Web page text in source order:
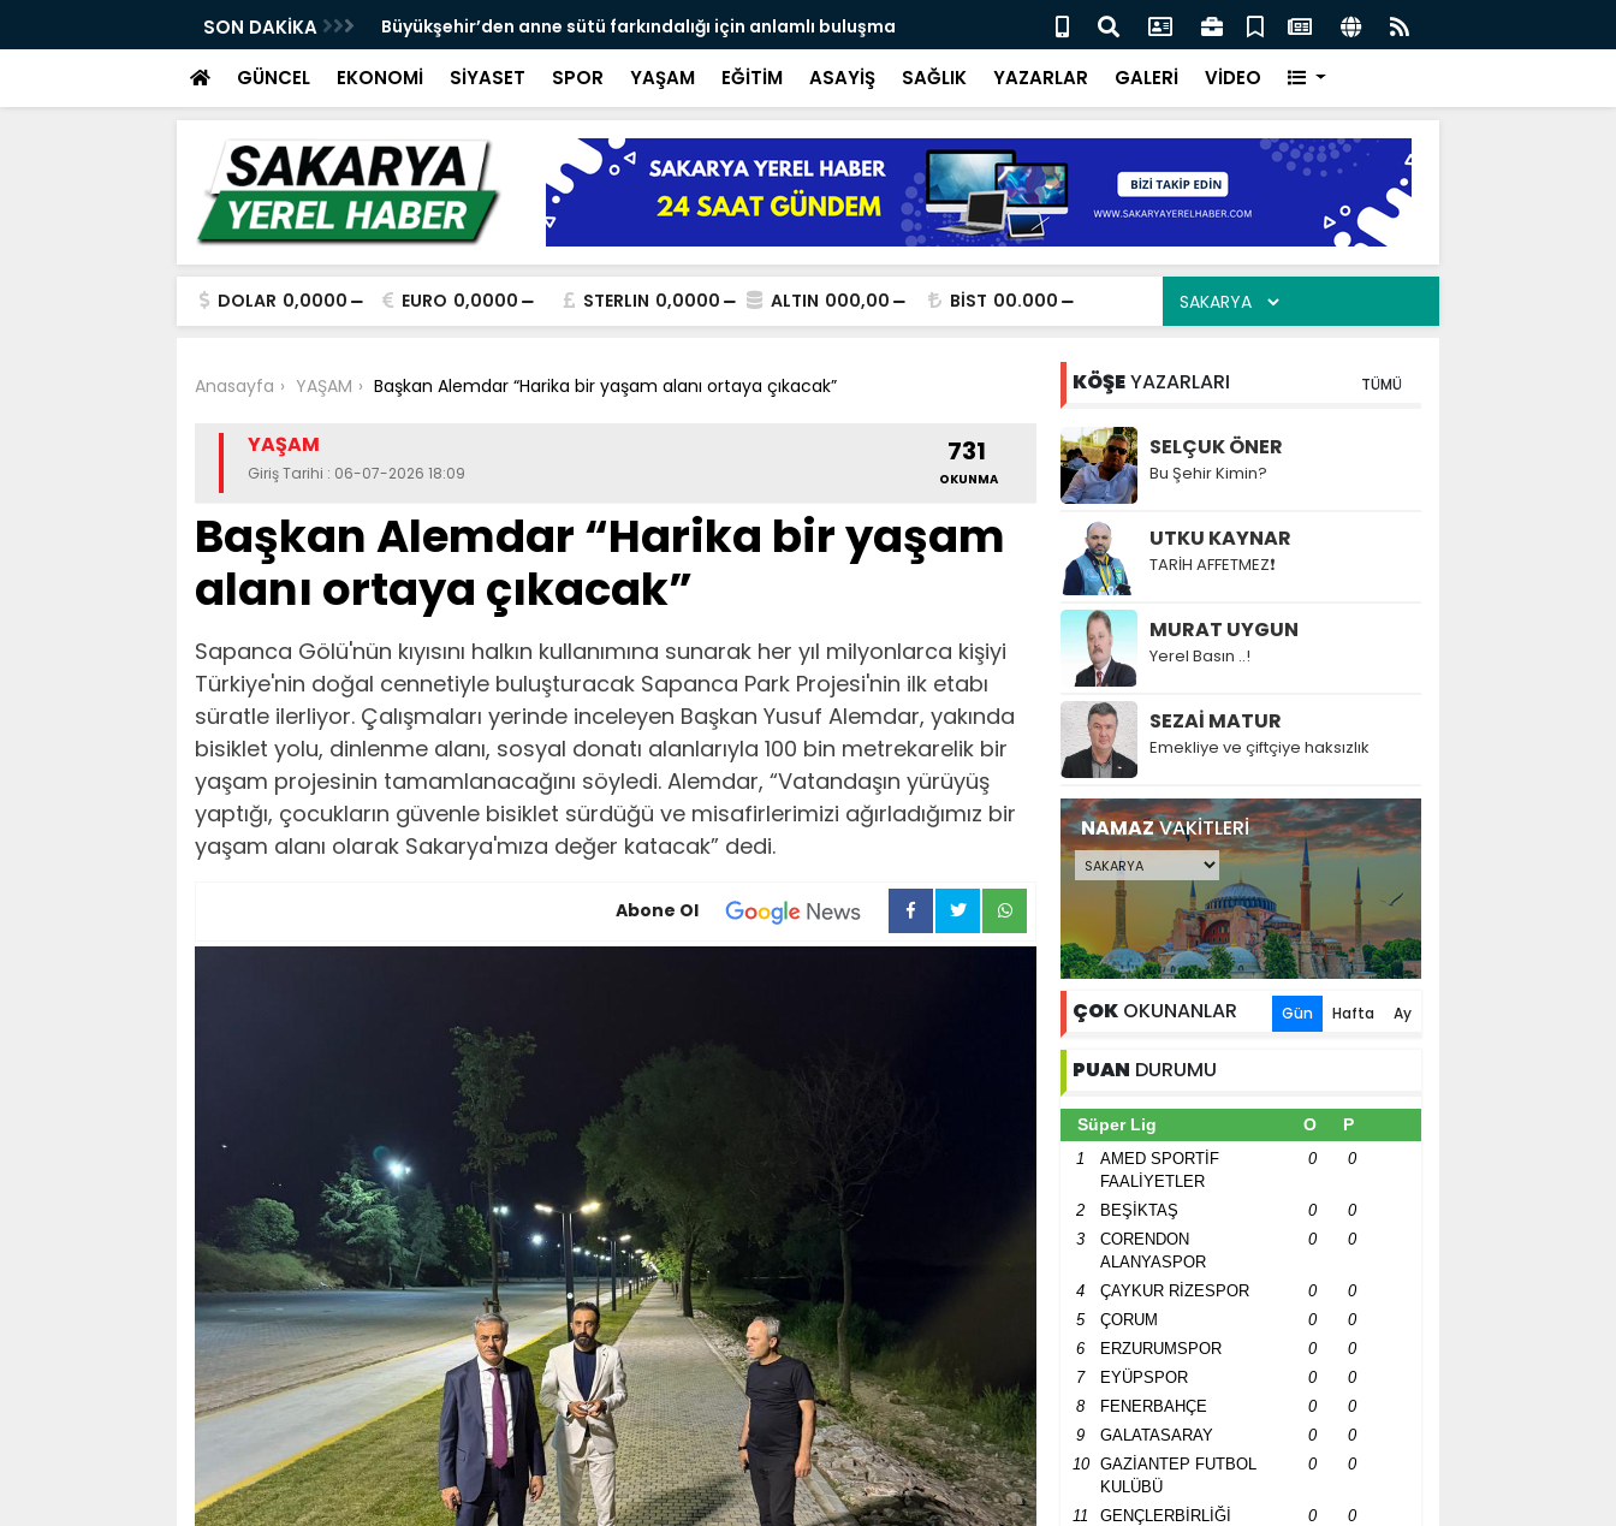
SON DAKİKA
ve spor yatırımlarını hayata geçirmeye Büyükşehir’den anne sütü farkındalığı için anlamlı buluşma Ateş savaşçılarının zamana karşı yarışı faciaların önüne geçti
GÜNCEL EKONOMİ SİYASET SPOR YAŞAM EĞİTİM ASAYİŞ SAĞLIK YAZARLAR GALERİ VİDEO
DOLAR 0,0000 EURO 0,0000 STERLIN 0,0000 ALTIN 000,00 BİST 00.000
Anasayfa YAŞAM Başkan Alemdar “Harika bir yaşam alanı ortaya çıkacak”
YAŞAM
Giriş Tarihi : 06-07-2026 18:09
731
OKUNMA
Başkan Alemdar “Harika bir yaşam
alanı ortaya çıkacak”
Sapanca Gölü'nün kıyısını halkın kullanımına sunarak her yıl milyonlarca kişiyi
Türkiye'nin doğal cennetiyle buluşturacak Sapanca Park Projesi'nin ilk etabı
süratle ilerliyor. Çalışmaları yerinde inceleyen Başkan Yusuf Alemdar, yakında
bisiklet yolu, dinlenme alanı, sosyal donatı alanlarıyla 100 bin metrekarelik bir
yaşam projesinin tamamlanacağını söyledi. Alemdar, “Vatandaşın yürüyüş
yaptığı, çocukların güvenle bisiklet sürdüğü ve misafirlerimizi ağırladığımız bir
yaşam alanı olarak Sakarya'mıza değer katacak” dedi.
Abone Ol
KÖŞEYAZARLARI TÜMÜ
SELÇUK ÖNER
Bu Şehir Kimin?
UTKU KAYNAR
TARİH AFFETMEZ❗
MURAT UYGUN
Yerel Basın ..!
SEZAİ MATUR
Emekliye ve çiftçiye haksızlık
NAMAZVAKİTLERİ
ÇOK OKUNANLAR Gün Hafta Ay
PUAN DURUMU
Süper Lig O P
1
AMED SPORTİF
FAALİYETLER
0 0
2 BEŞİKTAŞ 0
0
3
CORENDON
ALANYASPOR
0 0
4 ÇAYKUR RİZESPOR 0
0
5
ÇORUM 0
0
6
ERZURUMSPOR 0
0
7
EYÜPSPOR 0
0
8
FENERBAHÇE 0
0
9
GALATASARAY 0
0
10
GAZİANTEP FUTBOL
KULÜBÜ
0 0
11 GENÇLERBİRLİĞİ 0
0